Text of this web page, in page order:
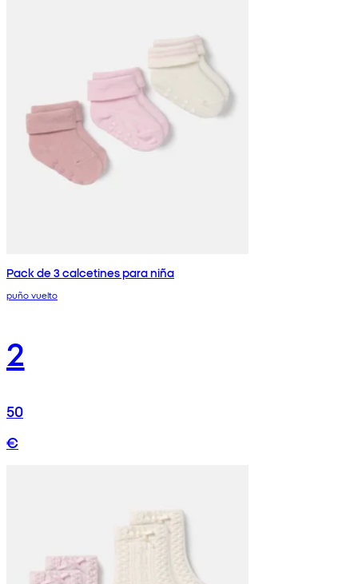
Pack de 3 calcetines para niña
puño vuelto
2
50
€